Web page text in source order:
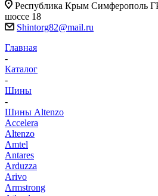
Республика Крым Симферополь
шоссе 18
Shintorg82@mail.ru
Главная
-
Каталог
-
Шины
-
Шины Altenzo
Accelera
Altenzo
Amtel
Antares
Arduzza
Arivo
Armstrong